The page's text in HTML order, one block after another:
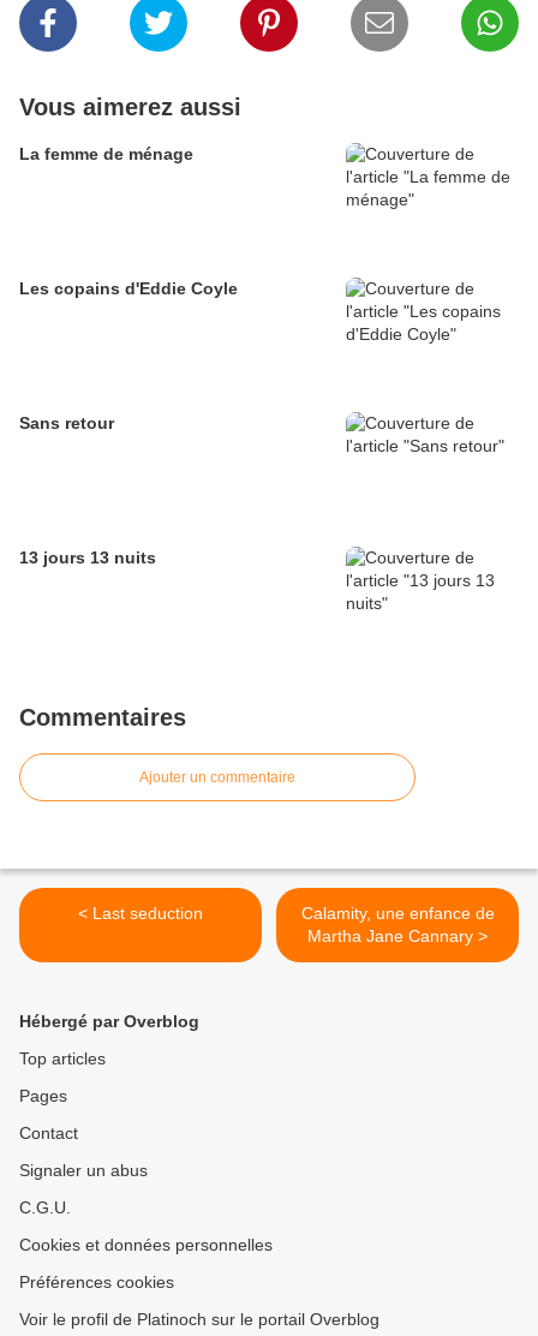
Vous aimerez aussi
La femme de ménage
Les copains d'Eddie Coyle
Sans retour
13 jours 13 nuits
Commentaires
Ajouter un commentaire
< Last seduction
Calamity, une enfance de
Martha Jane Cannary >
Hébergé par Overblog
Top articles
Pages
Contact
Signaler un abus
C.G.U.
Cookies et données personnelles
Préférences cookies
Voir le profil de Platinoch sur le portail Overblog